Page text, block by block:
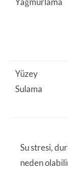
Yüzey
Sulama
Su stresi,
neden